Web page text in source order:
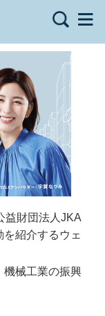
益財団法人JKA
紹介するウェ
機械工業の振興